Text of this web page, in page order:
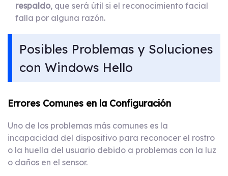
respaldo, que será útil si el reconocimiento facial
falla por alguna razón.
Posibles Problemas y Soluciones
con Windows Hello
Errores Comunes en la Configuración
Uno de los problemas más comunes es la
incapacidad del dispositivo para reconocer el rostro
o la huella del usuario debido a problemas con la luz
o daños en el sensor.